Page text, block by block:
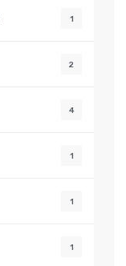
1
2
4
1
1
1